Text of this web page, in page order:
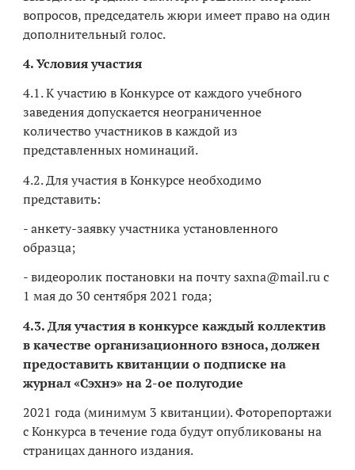
вопросов, председатель жюри имеет право на один
дополнительный голос.
4. Условия участия
4.1. К участию в Конкурсе от каждого учебного
заведения допускается неограниченное
количество участников в каждой из
представленных номинаций.
4.2. Для участия в Конкурсе необходимо
представить:
- анкету-заявку участника установленного
образца;
- видеоролик постановки на почту saxna@mail.ru с
1 мая до 30 сентября 2021 года;
4.3. Для участия в конкурсе каждый коллектив
в качестве организационного взноса, должен
предоставить квитанции о подписке на
журнал «Сэхнэ» на 2-ое полугодие
2021 года (минимум 3 квитанции). Фоторепортажи
с Конкурса в течение года будут опубликованы на
страницах данного издания.